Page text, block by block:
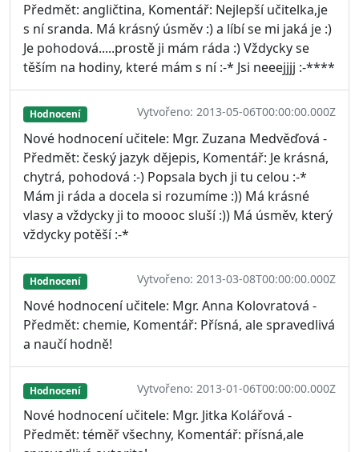
Předmět: angličtina, Komentář: Nejlepší učitelka,je
s ní sranda. Má krásný úsměv :) a líbí se mi jaká je :)
Je pohodová.....prostě ji mám ráda :) Vždycky se
těším na hodiny, které mám s ní :-* Jsi neeejjjj :-****
Hodnocení Vytvořeno: 2013-05-06T00:00:00.000Z
Nové hodnocení učitele: Mgr. Zuzana Medvěďová -
Předmět: český jazyk dějepis, Komentář: Je krásná,
chytrá, pohodová :-) Popsala bych ji tu celou :-*
Mám ji ráda a docela si rozumíme :)) Má krásné
vlasy a vždycky ji to moooc sluší :)) Má úsměv, který
vždycky potěší :-*
Hodnocení Vytvořeno: 2013-03-08T00:00:00.000Z
Nové hodnocení učitele: Mgr. Anna Kolovratová -
Předmět: chemie, Komentář: Přísná, ale spravedlivá
a naučí hodně!
Hodnocení Vytvořeno: 2013-01-06T00:00:00.000Z
Nové hodnocení učitele: Mgr. Jitka Kolářová -
Předmět: téměř všechny, Komentář: přísná,ale